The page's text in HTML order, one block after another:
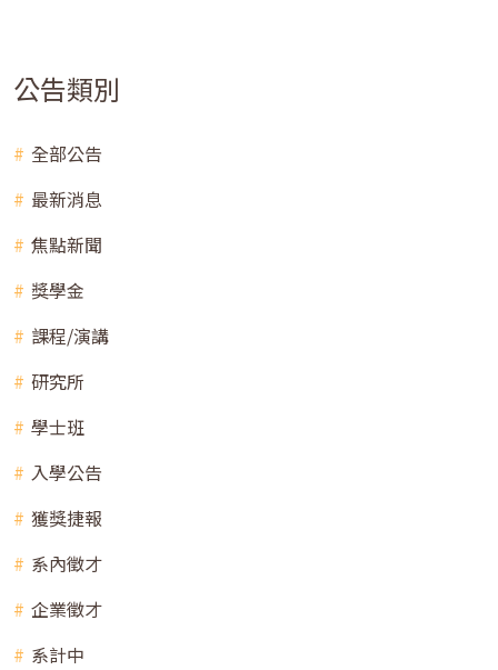
公告類別
全部公告
最新消息
焦點新聞
獎學金
課程/演講
研究所
學士班
入學公告
獲獎捷報
系內徵才
企業徵才
系計中